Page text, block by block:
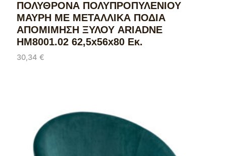
ΠΟΛΥΘΡΟΝΑ ΠΟΛΥΠΡΟΠΥΛΕΝΙΟΥ
ΜΑΥΡΗ ΜΕ ΜΕΤΑΛΛΙΚΑ ΠΟΔΙΑ
ΑΠΟΜΙΜΗΣΗ ΞΥΛΟΥ ARIADNE
HM8001.02 62,5x56x80 Εκ.
30,34 €